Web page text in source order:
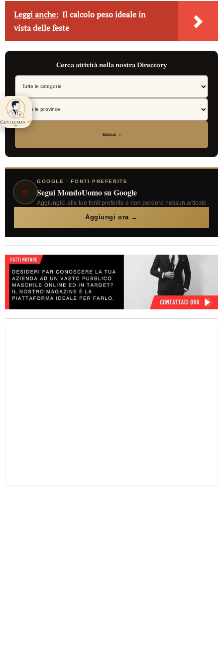
Leggi anche: Il calcolo peso ideale in
vista delle feste
Cerca attività nella nostra Directory
Cerca →
⭐
GOOGLE · FONTI PREFERITE
Segui MondoUomo su Google
Aggiungici alle tue fonti preferite e non perdere nessun articolo
Aggiungi ora →
Gentleman AI ti